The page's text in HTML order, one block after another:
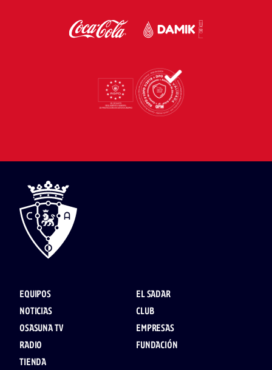
EQUIPOS
NOTICIAS
OSASUNA TV
RADIO
TIENDA
EL SADAR
CLUB
EMPRESAS
FUNDACIÓN